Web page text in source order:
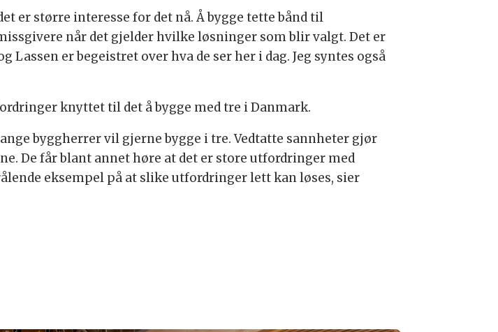
er større interesse for det nå. Å bygge tette bånd til
når det gjelder hvilke løsninger som blir valgt. Det er
er begeistret over hva de ser her i dag. Jeg syntes også
knyttet til det å bygge med tre i Danmark.
byggherrer vil gjerne bygge i tre. Vedtatte sannheter gjør
De får blant annet høre at det er store utfordringer med
eksempel på at slike utfordringer lett kan løses, sier